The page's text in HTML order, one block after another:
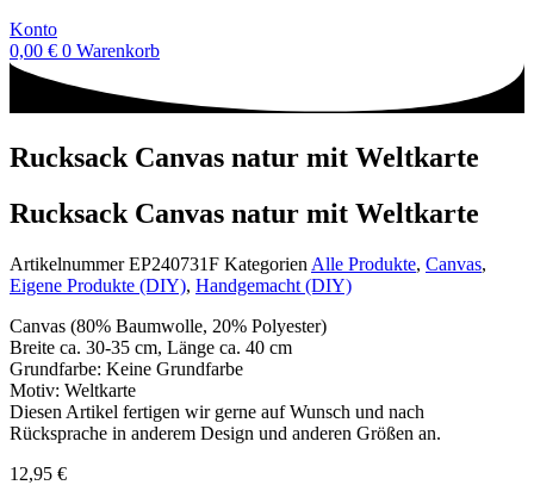
Konto
0,00 € 0 Warenkorb
Rucksack Canvas natur mit Weltkarte
Rucksack Canvas natur mit Weltkarte
ArtikelnummerEP240731F Kategorien Alle Produkte, Canvas,
Eigene Produkte (DIY), Handgemacht (DIY)
Canvas (80% Baumwolle, 20% Polyester)
Breite ca. 30-35 cm, Länge ca. 40 cm
Grundfarbe: Keine Grundfarbe
Motiv: Weltkarte
Diesen Artikel fertigen wir gerne auf Wunsch und nach
Rücksprache in anderem Design und anderen Größen an.
12,95 €